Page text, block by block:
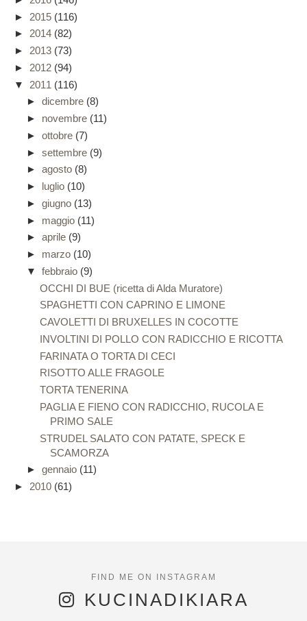
► 2015 (116)
► 2014 (82)
► 2013 (73)
► 2012 (94)
▼ 2011 (116)
► dicembre (8)
► novembre (11)
► ottobre (7)
► settembre (9)
► agosto (8)
► luglio (10)
► giugno (13)
► maggio (11)
► aprile (9)
► marzo (10)
▼ febbraio (9)
OCCHI DI BUE (ricetta di Alda Muratore)
SPAGHETTI CON CAPRINO E LIMONE
CAVOLETTI DI BRUXELLES IN COCOTTE
INVOLTINI DI POLLO CON RADICCHIO E RICOTTA
FARINATA O TORTA DI CECI
RISOTTO ALLE FRAGOLE
TORTA TENERINA
PAGLIA E FIENO CON RADICCHIO, RUCOLA E
PRIMO SALE
STRUDEL SALATO CON PATATE, SPECK E
SCAMORZA
► gennaio (11)
► 2010 (61)
KUCINADIKIARA